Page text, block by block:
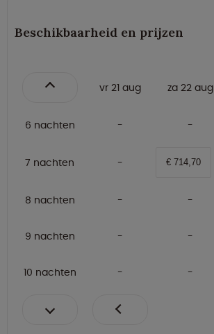
Beschikbaarheid en prijzen
vr 21 aug za 22 aug
6 nachten
7 nachten € 714,70
8 nachten
9 nachten
10 nachten